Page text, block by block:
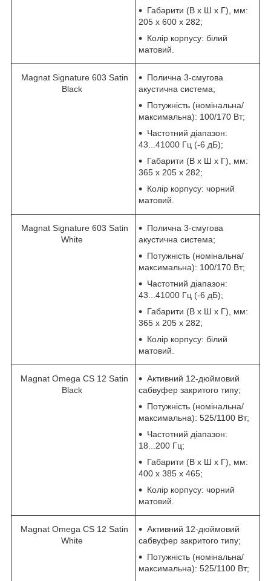
Габарити (В х Ш х Г), мм:
205 х 600 х 282;
Колір корпусу: білий
матовий.
Magnat Signature 603 Satin
Black
Полична 3-смугова
акустична система;
Потужність (номінальна/
максимальна): 100/170 Вт;
Частотний діапазон:
43...41000 Гц (-6 дБ);
Габарити (В х Ш х Г), мм:
365 х 205 х 282;
Колір корпусу: чорний
матовий.
Magnat Signature 603 Satin
White
Полична 3-смугова
акустична система;
Потужність (номінальна/
максимальна): 100/170 Вт;
Частотний діапазон:
43...41000 Гц (-6 дБ);
Габарити (В х Ш х Г), мм:
365 х 205 х 282;
Колір корпусу: білий
матовий.
Magnat Omega CS 12 Satin
Black
Активний 12-дюймовий
сабвуфер закритого типу;
Потужність (номінальна/
максимальна): 525/1100 Вт;
Частотний діапазон:
18...200 Гц;
Габарити (В х Ш х Г), мм:
400 х 385 х 465;
Колір корпусу: чорний
матовий.
Magnat Omega CS 12 Satin
White
Активний 12-дюймовий
сабвуфер закритого типу;
Потужність (номінальна/
максимальна): 525/1100 Вт;